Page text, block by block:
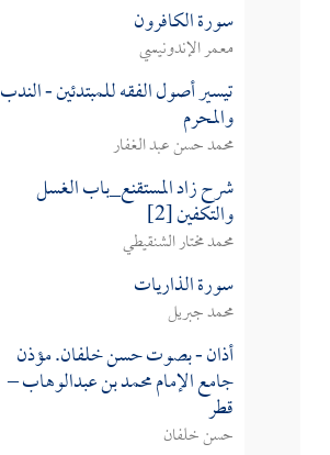
سورة الكافرون
معمر الإندونيسي
تيسير أصول الفقه للمبتدئين - الندب
والمحرم
محمد حسن عبد الغفار
شرح زاد المستقنع_باب الغسل
والتكفين [2]
محمد مختار الشنقيطي
سورة الذاريات
محمد جبريل
أذان - بصوت حسن خلفان. مؤذن
جامع الإمام محمد بن عبدالوهاب –
قطر
حسن خلفان